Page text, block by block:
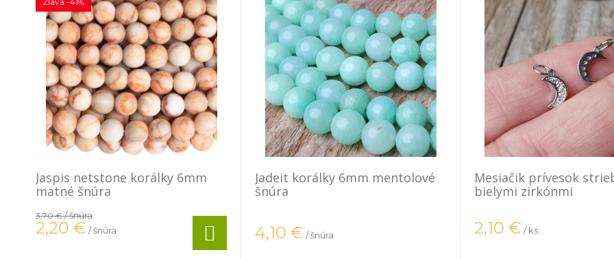
Jaspis netstone korálky 6mm
matné šnúra
3,70 €/ šnúra
2,20 € / šnúra
Jadeit korálky 6mm mentolové
šnúra
4,10 € / šnúra
Mesiačik prívesok
bielymi zirkónmi
2,10 € / ks